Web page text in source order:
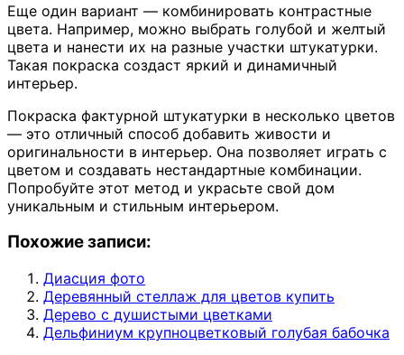
Еще один вариант — комбинировать контрастные
цвета. Например, можно выбрать голубой и желтый
цвета и нанести их на разные участки штукатурки.
Такая покраска создаст яркий и динамичный
интерьер.
Покраска фактурной штукатурки в несколько цветов
— это отличный способ добавить живости и
оригинальности в интерьер. Она позволяет играть с
цветом и создавать нестандартные комбинации.
Попробуйте этот метод и украсьте свой дом
уникальным и стильным интерьером.
Похожие записи:
Диасция фото
Деревянный стеллаж для цветов купить
Дерево с душистыми цветками
Дельфиниум крупноцветковый голубая бабочка